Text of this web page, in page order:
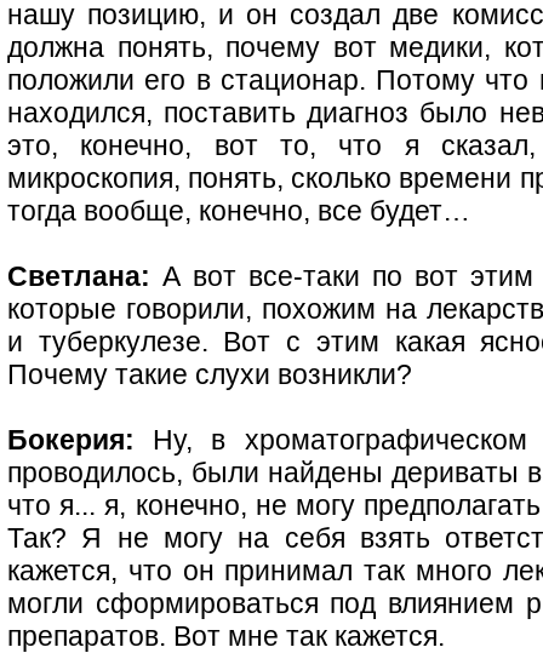
нашу позицию, и он создал две
должна понять, почему вот медики,
положили его в стационар. Потому что
находился, поставить диагноз было
это, конечно, вот то, что я сказал,
микроскопия, понять, сколько времени
тогда вообще, конечно, все будет…
Светлана: А вот все-таки по вот
которые говорили, похожим на
и туберкулезе. Вот с этим какая
Почему такие слухи возникли?
Бокерия: Ну, в хроматографическом
проводилось, были найдены дериваты
что я... я, конечно, не могу
Так? Я не могу на себя взять
кажется, что он принимал так много
могли сформироваться под влиянием
препаратов. Вот мне так кажется.